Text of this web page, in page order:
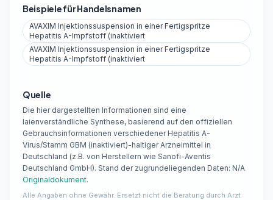
Beispiele für Handelsnamen
AVAXIM Injektionssuspension in einer Fertigspritze
Hepatitis A-Impfstoff (inaktiviert
AVAXIM Injektionssuspension in einer Fertigspritze
Hepatitis A-Impfstoff (inaktiviert
Quelle
Die hier dargestellten Informationen sind eine
laienverständliche Synthese, basierend auf den offiziellen
Gebrauchsinformationen verschiedener Hepatitis A-
Virus/Stamm GBM (inaktiviert)-haltiger Arzneimittel in
Deutschland (z.B. von Herstellern wie Sanofi-Aventis
Deutschland GmbH). Stand der zugrundeliegenden Daten: N/A
Originaldokument.
Alle Angaben ohne Gewähr. Ersetzt nicht die Beratung durch Arzt